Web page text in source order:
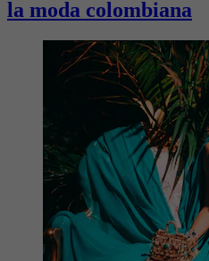
la moda colombiana